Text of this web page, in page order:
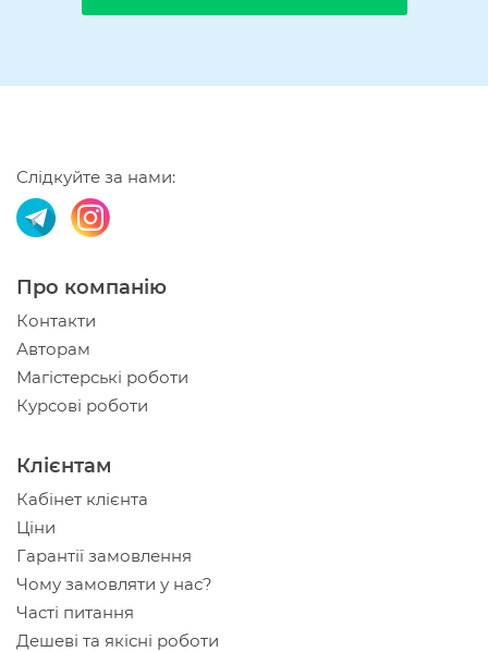
Слідкуйте за нами:
Про компанію
Контакти
Авторам
Магістерські роботи
Курсові роботи
Клієнтам
Кабінет клієнта
Ціни
Гарантії замовлення
Чому замовляти у нас?
Часті питання
Дешеві та якісні роботи